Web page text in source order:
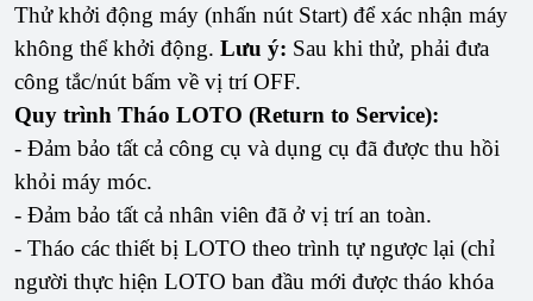
Thử khởi động máy (nhấn nút Start) để xác nhận máy
không thể khởi động. Lưu ý: Sau khi thử, phải đưa
công tắc/nút bấm về vị trí OFF.
Quy trình Tháo LOTO (Return to Service):
- Đảm bảo tất cả công cụ và dụng cụ đã được thu hồi
khỏi máy móc.
- Đảm bảo tất cả nhân viên đã ở vị trí an toàn.
- Tháo các thiết bị LOTO theo trình tự ngược lại (chỉ
người thực hiện LOTO ban đầu mới được tháo khóa